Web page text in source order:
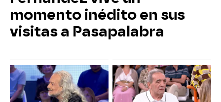
momento inédito en sus
visitas a Pasapalabra